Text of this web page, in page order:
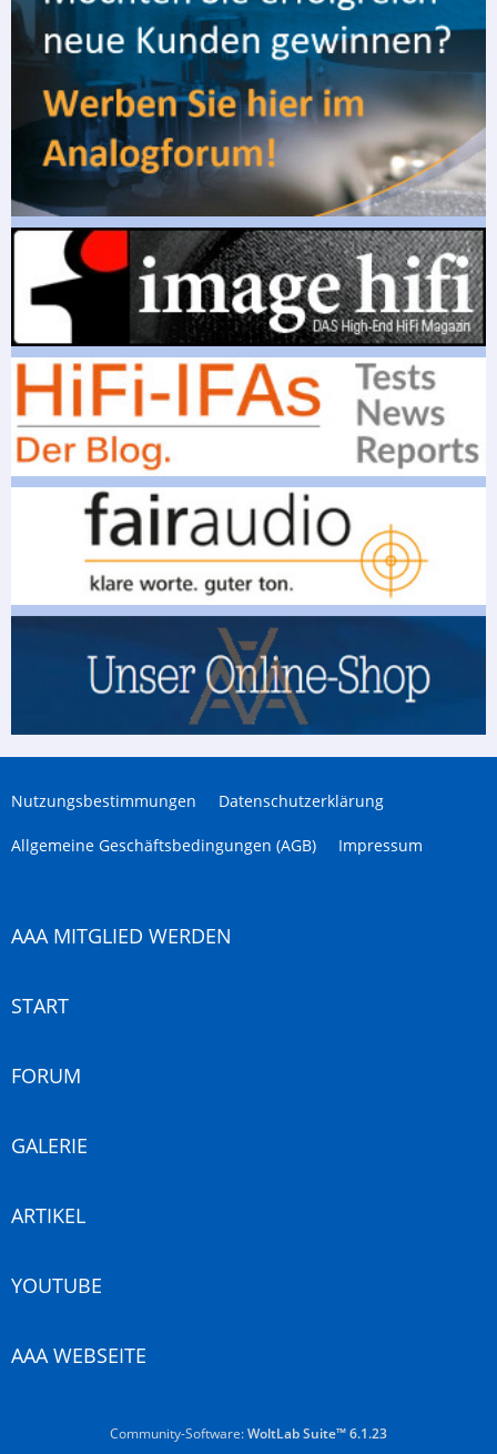
Nutzungsbestimmungen Datenschutzerklärung
Allgemeine Geschäftsbedingungen (AGB) Impressum
AAA MITGLIED WERDEN
START
FORUM
GALERIE
ARTIKEL
YOUTUBE
AAA WEBSEITE
Community-Software:WoltLab Suite™ 6.1.23